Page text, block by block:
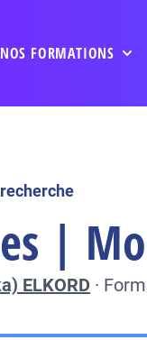
NOS FORMATIONS
|
ELKORD ·